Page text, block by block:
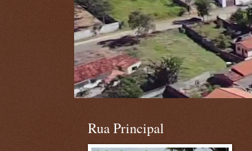
Rua Principal